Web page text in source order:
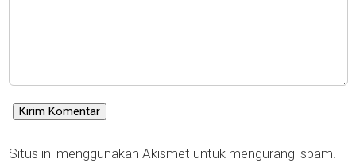
Situs ini menggunakan Akismet untuk mengurangi spam.